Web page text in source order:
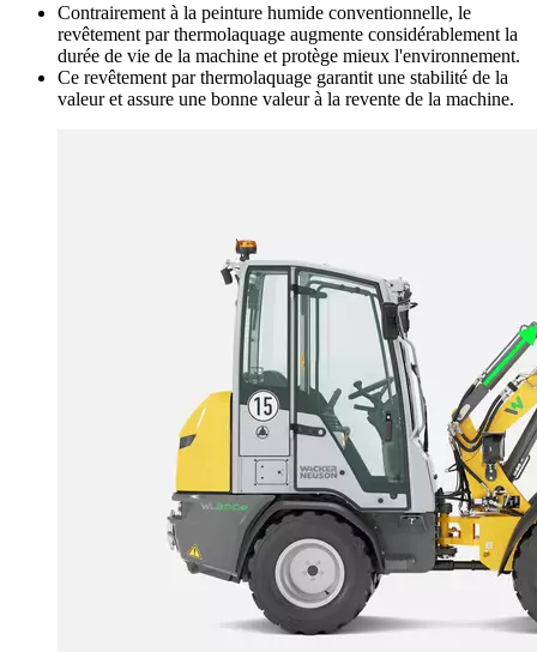
Contrairement à la peinture humide conventionnelle, le
revêtement par thermolaquage augmente considérablement la
durée de vie de la machine et protège mieux l'environnement.
Ce revêtement par thermolaquage garantit une stabilité de la
valeur et assure une bonne valeur à la revente de la machine.